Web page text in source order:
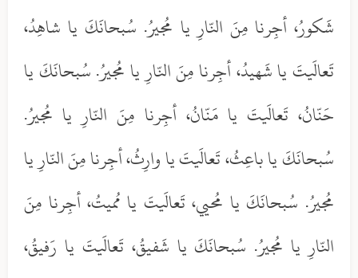
شَكورُ، أجِرنا مِنَ النّارِ يا مُجيرُ. سُبحانَكَ يا شاهِدُ،
تَعالَيتَ يا شَهيدُ، أجِرنا مِنَ النّارِ يا مُجيرُ. سُبحانَكَ يا
حَنّانُ، تَعالَيتَ يا مَنّانُ، أجِرنا مِنَ النّارِ يا مُجيرُ.
سُبحانَكَ يا باعِثُ، تَعالَيتَ يا وارِثُ، أجِرنا مِنَ النّارِ يا
مُجيرُ. سُبحانَكَ يا مُحيي، تَعالَيتَ يا مُميتُ، أجِرنا مِنَ
النّارِ يا مُجيرُ. سُبحانَكَ يا شَفيقُ، تَعالَيتَ يا رَفيقُ،